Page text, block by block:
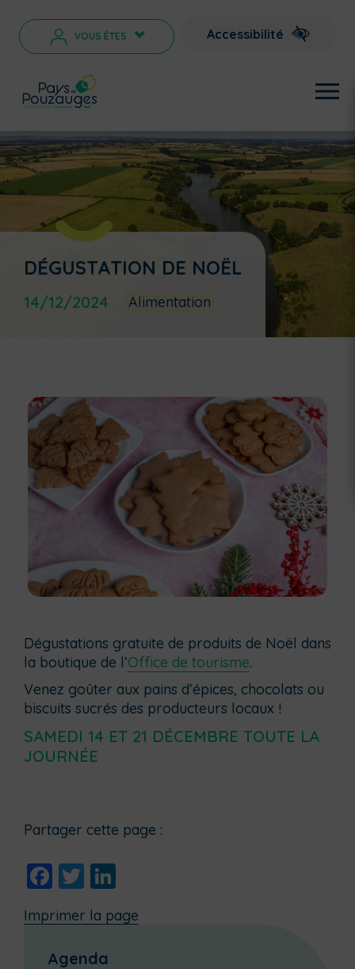
VOUS ÊTES > Accessibilité
DÉGUSTATION DE NOËL
14/12/2024 Alimentation
Dégustations gratuite de produits de Noël dans
la boutique de l’Office de tourisme.
Venez goûter aux pains d’épices, chocolats ou
biscuits sucrés des producteurs locaux !
SAMEDI 14 ET 21 DÉCEMBRE TOUTE LA
JOURNÉE
Partager cette page :
Facebook
Twitter
Imprimer la page
Agenda